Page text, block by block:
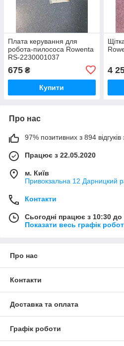
Плата керування для
робота-пилососа Rowenta
RS-2230001037
675 ₴
Купити
4
Про нас
97% позитивних з 894 відгуків
Працює з 22.05.2020
м. Київ
Привокзальна 12 Дарницкий
Контакти
Сьогодні працює з 10:30 до
Показати весь графік
Про нас
Контакти
Доставка та оплата
Графік роботи